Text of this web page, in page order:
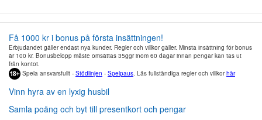
Få 1000 kr i bonus på första insättningen!
Erbjudandet gäller endast nya kunder. Regler och villkor gäller. Minsta insättning för bonus
är 100 kr. Bonusbelopp måste omsättas 35ggr inom 60 dagar innan pengar kan tas ut
från kontot.
Spela ansvarsfullt - Stödlinjen - Spelpaus . Läs fullständiga regler och villkorhär
Vinn hyra av en lyxig husbil
Samla poäng och byt till presentkort och pengar